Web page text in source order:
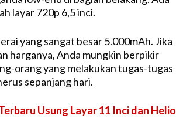
u
e
layar 720p 6,5 inci.
yang sangat besar 5.000mAh. Jika
harganya, Anda mungkin berpikir
orang yang melakukan tugas-tugas
sepanjang hari.
Usung Layar 11 Inci dan Helio